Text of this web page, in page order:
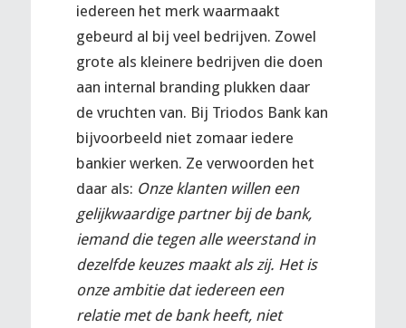
iedereen het merk waarmaakt
gebeurd al bij veel bedrijven. Zowel
grote als kleinere bedrijven die doen
aan internal branding plukken daar
de vruchten van. Bij Triodos Bank kan
bijvoorbeeld niet zomaar iedere
bankier werken. Ze verwoorden het
daar als: Onze klanten willen een
gelijkwaardige partner bij de bank,
iemand die tegen alle weerstand in
dezelfde keuzes maakt als zij. Het is
onze ambitie dat iedereen een
relatie met de bank heeft, niet